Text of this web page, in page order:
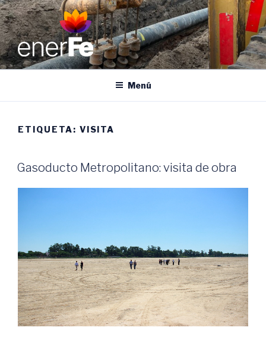
Ir
al
contenido
ENERFE
Energía para el desarrollo de Santa Fe
Menú
ETIQUETA: VISITA
Gasoducto Metropolitano: visita de obra